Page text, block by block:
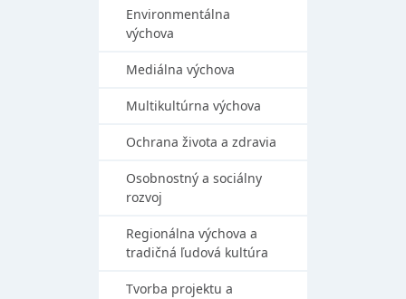
Environmentálna
výchova
Mediálna výchova
Multikultúrna výchova
Ochrana života a zdravia
Osobnostný a sociálny
rozvoj
Regionálna výchova a
tradičná ľudová kultúra
Tvorba projektu a